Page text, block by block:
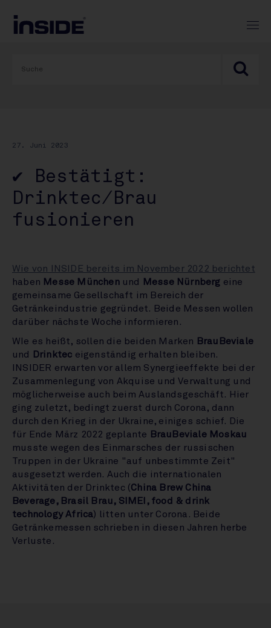
27. Juni 2023
✔ Bestätigt:
Drinktec/Brau
fusionieren
Wie von INSIDE bereits im November 2022 berichtet
haben Messe Münchenund Messe Nürnberg eine
gemeinsame Gesellschaft im Bereich der
Getränkeindustrie gegründet. Beide Messen wollen
darüber nächste Woche informieren.
WIe es heißt, sollen die beiden Marken
BrauBeviale
und
Drinktec eigenständig erhalten bleiben.
INSIDER erwarten vor allem Synergieeffekte bei der
Zusammenlegung von Akquise und Verwaltung und
möglicherweise auch beim Auslandsgeschäft. Hier
ging zuletzt, bedingt zuerst durch Corona, dann
durch den Krieg in der Ukraine, einiges schief. Die
für Ende März 2022 geplante
BrauBeviale Moskau
musste wegen des Einmarsches der russischen
Truppen in der Ukraine "auf unbestimmte Zeit"
ausgesetzt werden. Auch die internationalen
Aktivitäten der Drinktec (China Brew China
Beverage, Brasil Brau, SIMEI, food & drink
technology Africa) litten unter Corona. Beide
Getränkemessen schrieben in diesen Jahren herbe
Verluste.